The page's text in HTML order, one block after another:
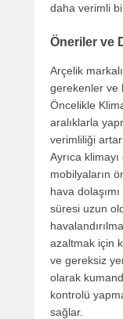
daha verimli
Öneriler ve
Arçelik
gerekenler ve
Öncelikle
aralıklarla
verimliliği
Ayrıca
mobilyaların
hava
süresi uzun
azaltmak için
ve gereksiz
olarak
kontrolü
sağlar.